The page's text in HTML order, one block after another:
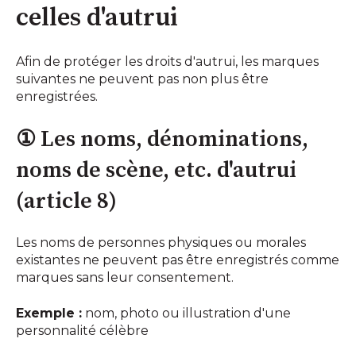
celles d'autrui
Afin de protéger les droits d'autrui, les marques
suivantes ne peuvent pas non plus être
enregistrées.
① Les noms, dénominations,
noms de scène, etc. d'autrui
(article 8)
Les noms de personnes physiques ou morales
existantes ne peuvent pas être enregistrés comme
marques sans leur consentement.
Exemple : nom, photo ou illustration d'une
personnalité célèbre